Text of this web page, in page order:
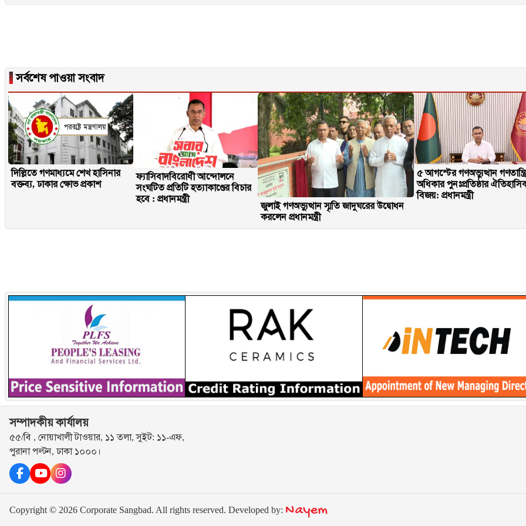
▐সর্বশেষ পাওয়া সংবাদ
দিল্লিতে গণমাধ্যমে শেখ হাসিনার
বক্তব্য, ঢাকার ক্ষোভ প্রকাশ
ফ্যাসিবাদবিরোধী আন্দোলনে
সংঘটিত প্রতিটি হত্যাকাণ্ডের বিচার
হবে : প্রধানমন্ত্রী
জুলাই গণঅভ্যুত্থান স্মৃতি জাদুঘরের উদ্বোধন
করলেন প্রধানমন্ত্রী
৫ আগস্টের গণঅভ্যুত্থান
অধিকার পুনঃপ্রতিষ্ঠার
বিজয়: প্রধানমন্ত্রী
সম্পাদকীয় কার্যালয়
৫৫/বি , নোয়াখালী টাওয়ার, ১১ তলা, সুইট: ১১-এফ,
পুরানা পল্টন, ঢাকা ১০০০।
Copyright © 2026 Corporate Sangbad. All rights reserved. Developed by: Nayem